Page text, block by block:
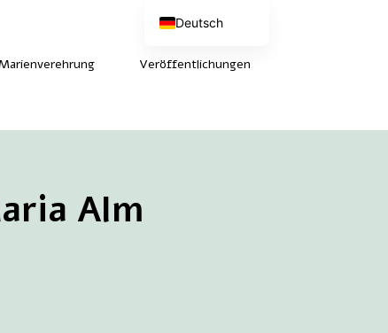
Veröffentlichungen
Alm
Deutsch
English (UK)